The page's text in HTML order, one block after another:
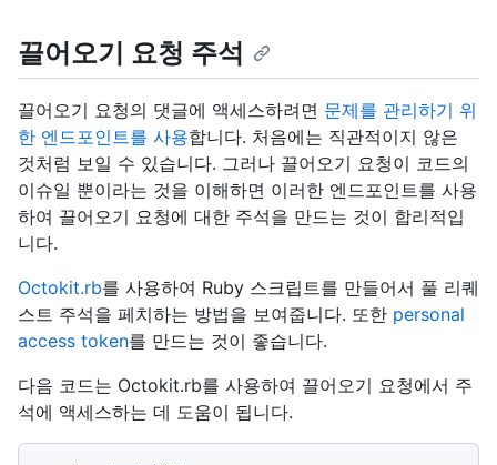
끌어오기 요청 주석
끌어오기 요청의 댓글에 액세스하려면 문제를 관리하기 위
한 엔드포인트를 사용합니다. 처음에는 직관적이지 않은
것처럼 보일 수 있습니다. 그러나 끌어오기 요청이 코드의
이슈일 뿐이라는 것을 이해하면 이러한 엔드포인트를 사용
하여 끌어오기 요청에 대한 주석을 만드는 것이 합리적입
니다.
Octokit.rb를 사용하여 Ruby 스크립트를 만들어서 풀 리퀘
스트 주석을 페치하는 방법을 보여줍니다. 또한 personal
access token를 만드는 것이 좋습니다.
다음 코드는 Octokit.rb를 사용하여 끌어오기 요청에서 주
석에 액세스하는 데 도움이 됩니다.